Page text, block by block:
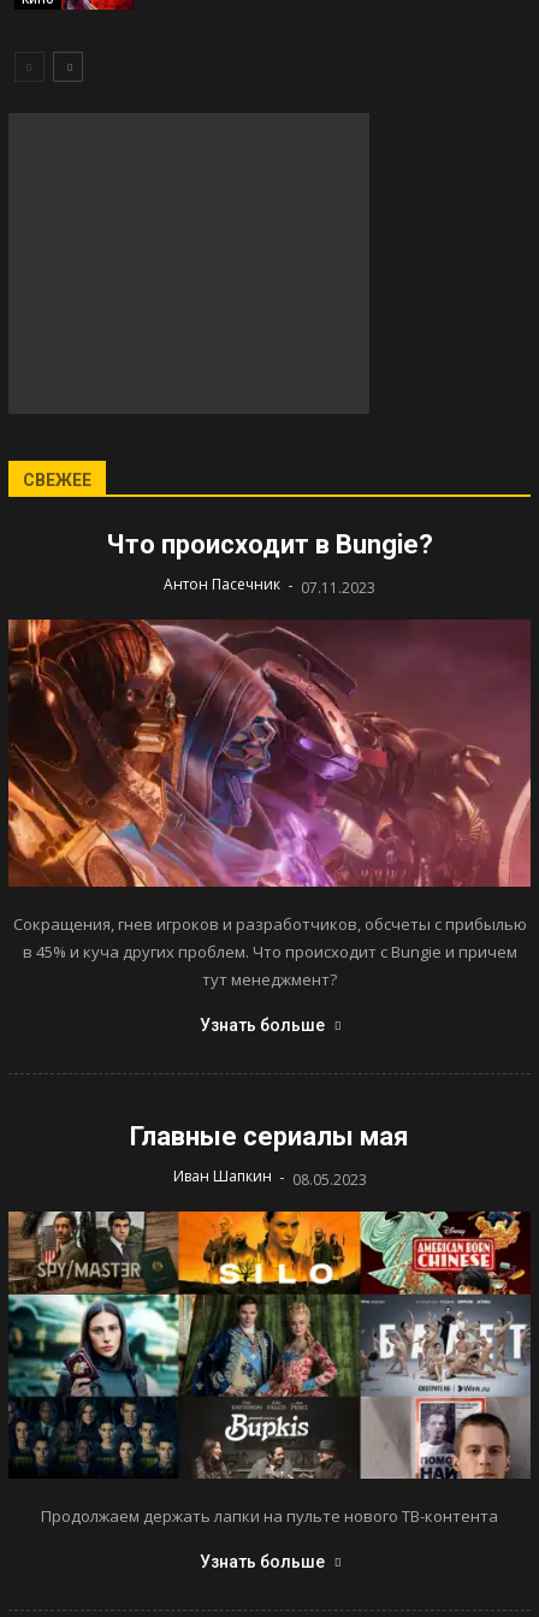
СВЕЖЕЕ
Что происходит в Bungie?
Антон Пасечник - 07.11.2023
Сокращения, гнев игроков и разработчиков, обсчеты с прибылью
в 45% и куча других проблем. Что происходит с Bungie и причем
тут менеджмент?
Узнать больше
Главные сериалы мая
Иван Шапкин - 08.05.2023
Продолжаем держать лапки на пульте нового ТВ-контента
Узнать больше